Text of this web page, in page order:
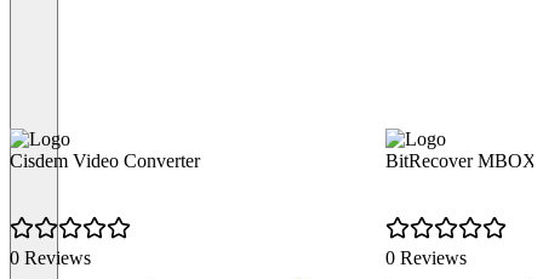
Cisdem Video Converter
0 Reviews
BitRecover MBOX
0 Reviews